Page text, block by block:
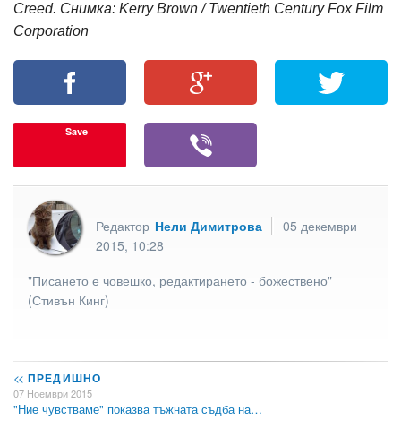
Creed. Снимка: Kerry Brown / Twentieth Century Fox Film
Corporation
Save
Редактор Нели Димитрова
05 декември
2015, 10:28
"Писането е човешко, редактирането - божествено"
(Стивън Кинг)
<< ПРЕДИШНО
07 Ноември 2015
"Ние чувстваме" показва тъжната съдба на…